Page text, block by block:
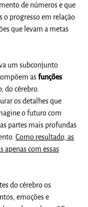
de números e que
progresso em relação
que levam a metas
um subconjunto
asfunções
do cérebro.
os detalhes que
o futuro com
partes mais profundas
Como resultado, as
apenas com essas
do cérebro os
emoções e